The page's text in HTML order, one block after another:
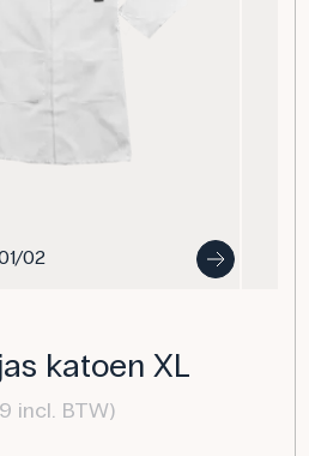
02
katoen XL
incl. BTW)